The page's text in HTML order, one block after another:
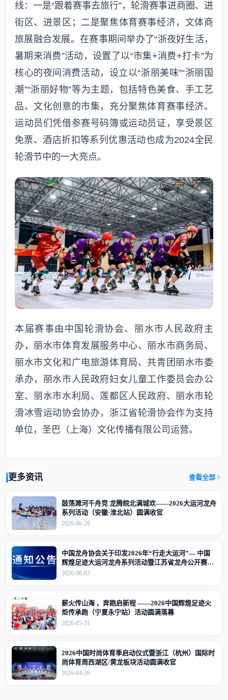
线：一是“跟着赛事去旅行”，轮滑赛事进商圈、进
街区、进景区；二是聚焦体育赛事经济，文体商
旅展融合发展。在赛事期间举办了“浙夜好生活，
暑期来消费”活动，设置了以“市集+消费+打卡”为
核心的夜间消费活动，设立以“浙丽美味”“浙丽国
潮”“浙丽好物”等为主题，包括特色美食、手工艺
品、文化创意的市集，充分聚焦体育赛事经济。
运动员们凭借参赛号码簿或运动员证，享受景区
免票、酒店折扣等系列优惠活动也成为2024全民
轮滑节中的一大亮点。
本届赛事由中国轮滑协会、丽水市人民政府主
办，丽水市体育发展服务中心、丽水市商务局、
丽水市文化和广电旅游体育局、共青团丽水市委
承办，丽水市人民政府妇女儿童工作委员会办公
室、丽水市水利局、莲都区人民政府、丽水市轮
滑冰雪运动协会协办，浙江省轮滑协会作为支持
单位，圣巴（上海）文化传播有限公司运营。
更多资讯 查看全部
鼓荡濉河千舟竞 龙腾皖北满城欢——2026大运河龙舟
系列活动（安徽·淮北站）圆满收官
2026-06-28
中国龙舟协会关于印发2026年“行走大运河”— 中国
辉煌足迹大运河龙舟系列活动暨江苏省龙舟公开赛
（江苏·宜兴站）竞赛规程的通知
2026-06-03
薪火传山海 ，奔跑启新程 ——2026中国辉煌足迹火
炬传承跑（宁夏永宁站）活动圆满落幕
2026-05-31
2026中国时尚体育季启动仪式暨浙江（杭州）国际时
尚体育周西湖区/黄龙板块活动圆满收官
2026-04-26